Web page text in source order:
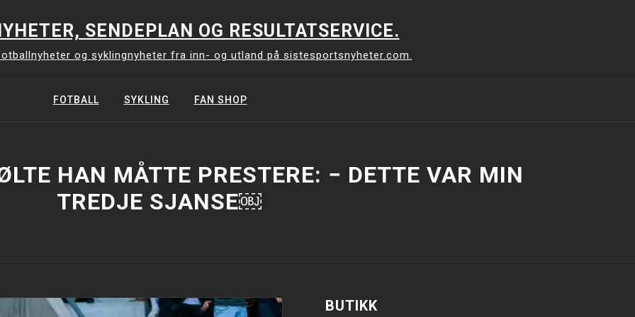
SENDEPLAN OG RESULTATSERVICE.
og syklingnyheter fra inn- og utland på sistesportsnyheter.com.
FOTBALL SYKLING FAN SHOP
HAN MÅTTE PRESTERE: − DETTE VAR MIN
TREDJE SJANSE￼
BUTIKK